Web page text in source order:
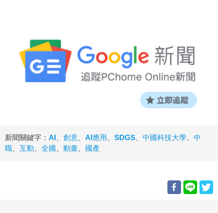
新聞關鍵字： AI 創意 AI應用 SDGS 中國科技大學
中
職
互動 全國 動畫 國產